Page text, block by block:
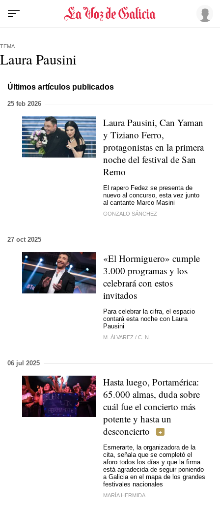
TEMA
Laura Pausini
Últimos artículos publicados
25 feb 2026
Laura Pausini, Can Yaman
y Tiziano Ferro,
protagonistas en la primera
noche del festival de San
Remo
El rapero Fedez se presenta de
nuevo al concurso, esta vez junto
al cantante Marco Masini
GONZALO SÁNCHEZ
27 oct 2025
«El Hormiguero» cumple
3.000 programas y los
celebrará con estos
invitados
Para celebrar la cifra, el espacio
contará esta noche con Laura
Pausini
M. ÁLVAREZ / C. N.
06 jul 2025
Hasta luego, Portamérica:
65.000 almas, duda sobre
cuál fue el concierto más
potente y hasta un
desconcierto
Esmerarte, la organizadora de la
cita, señala que se completó el
aforo todos los días y que la firma
está agradecida de seguir poniendo
a Galicia en el mapa de los grandes
festivales nacionales
MARÍA HERMIDA